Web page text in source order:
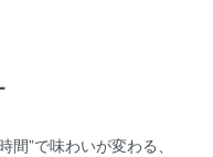
間”で味わいが変わる、